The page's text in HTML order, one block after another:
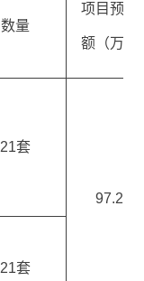
数量
项目预算
额（万元
21套
97.272
21套